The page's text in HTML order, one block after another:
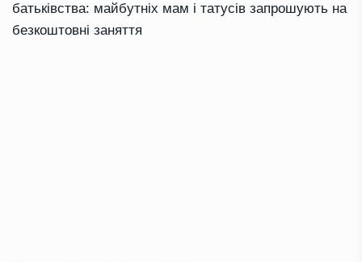
батьківства: майбутніх мам і татусів запрошують на
безкоштовні заняття